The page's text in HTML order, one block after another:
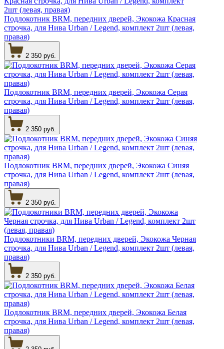
Подлокотник BRM, передних дверей, Экокожа Красная
строчка, для Нива Urban / Legend, комплект 2шт (левая,
правая)
2 350 руб.
Подлокотник BRM, передних дверей, Экокожа Серая
строчка, для Нива Urban / Legend, комплект 2шт (левая,
правая)
2 350 руб.
Подлокотник BRM, передних дверей, Экокожа Синяя
строчка, для Нива Urban / Legend, комплект 2шт (левая,
правая)
2 350 руб.
Подлокотники BRM, передних дверей, Экокожа Черная
строчка, для Нива Urban / Legend, комплект 2шт (левая,
правая)
2 350 руб.
Подлокотник BRM, передних дверей, Экокожа Белая
строчка, для Нива Urban / Legend, комплект 2шт (левая,
правая)